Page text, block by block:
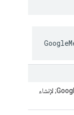
يتم استخدام برنامج الجلب في &quot;رسائل Google&quot; لإنشاء